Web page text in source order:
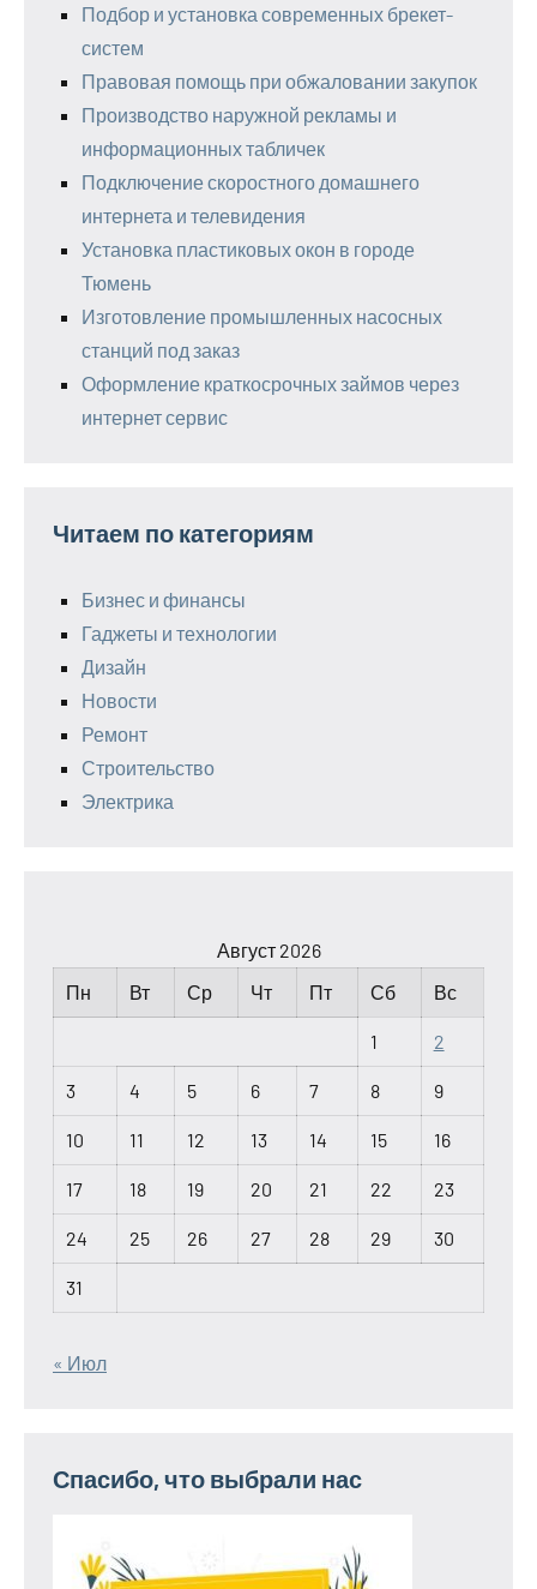
Подбор и установка современных брекет-
систем
Правовая помощь при обжаловании закупок
Производство наружной рекламы и
информационных табличек
Подключение скоростного домашнего
интернета и телевидения
Установка пластиковых окон в городе
Тюмень
Изготовление промышленных насосных
станций под заказ
Оформление краткосрочных займов через
интернет сервис
Читаем по категориям
Бизнес и финансы
Гаджеты и технологии
Дизайн
Новости
Ремонт
Строительство
Электрика
Август 2026
Пн
Вт Ср Чт Пт Сб Вс
1 2
3 4 5 6 7 8 9
10 11 12 13 14 15 16
17 18 19 20 21 22 23
24 25 26 27 28 29 30
31
« Июл
Спасибо, что выбрали нас